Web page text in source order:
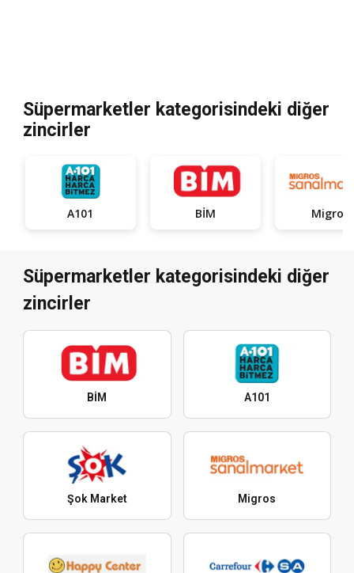
Süpermarketler kategorisindeki diğer
zincirler
A101 BİM Migros
Süpermarketler kategorisindeki diğer
zincirler
BİM A101
Şok Market Migros